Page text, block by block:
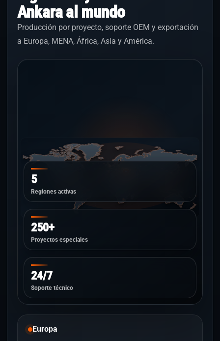
Ankara al mundo
Producción por proyecto, soporte OEM y exportación
a Europa, MENA, África, Asia y América.
5
Regiones activas
250+
Proyectos especiales
24/7
Soporte técnico
Europa